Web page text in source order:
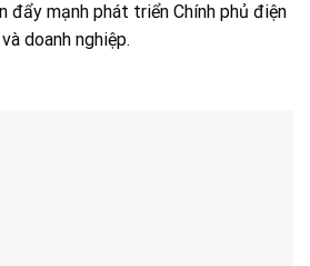
đẩy mạnh phát triển Chính phủ điện
doanh nghiệp.